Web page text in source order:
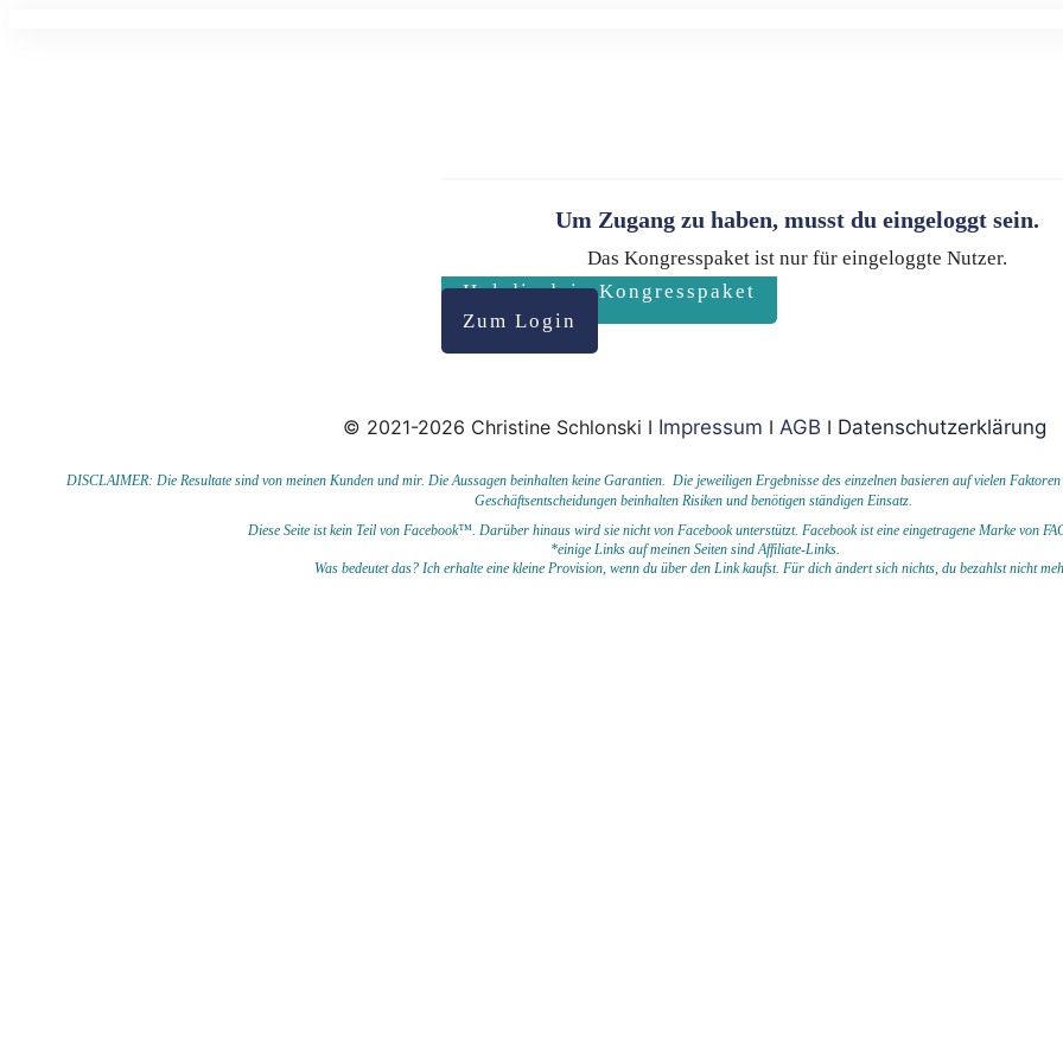
Um Zugang zu haben, musst du eingeloggt sein.
Das Kongresspaket ist nur für eingeloggte Nutzer.
Hol dir dein Kongresspaket
Zum Login
© 2021-2026 Christine Schlonski I Impressum I AGB I Datenschutzerklärung
DISCLAIMER: Die Resultate sind von meinen Kunden und mir. Die Aussagen beinhalten keine Garantien. Die jeweiligen Ergebnisse des einzelnen basieren auf vielen
Geschäftsentscheidungen beinhalten Risiken und benötigen ständigen Einsatz.
Diese Seite ist kein Teil von Facebook™. Darüber hinaus wird sie nicht von Facebook unterstützt. Facebook ist eine eingetragene Marke von
*einige Links auf meinen Seiten sind Affiliate-Links.
Was bedeutet das? Ich erhalte eine kleine Provision, wenn du über den Link kaufst. Für dich ändert sich nichts, du bezahlst nicht